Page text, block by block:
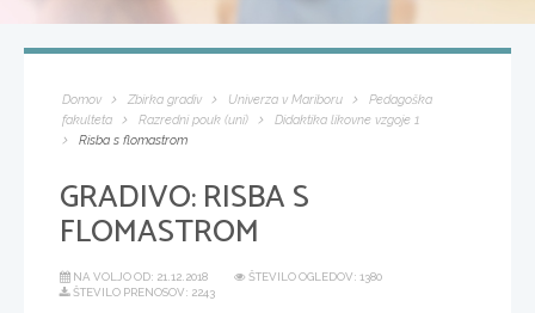
Domov Zbirka gradiv Univerza v Mariboru
Pedagoška
fakulteta
Razredni pouk (uni)
Didaktika likovne vzgoje 1
Risba s flomastrom
GRADIVO:RISBA S
FLOMASTROM
NA VOLJO OD: 21.12.2018
ŠTEVILO OGLEDOV: 1380
ŠTEVILO PRENOSOV: 2243